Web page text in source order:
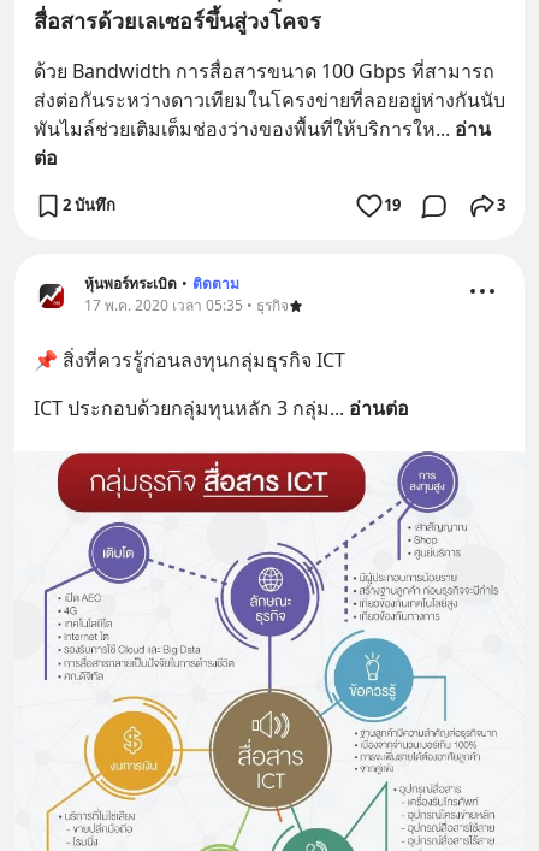
สื่อสารด้วยเลเซอร์ขึ้นสู่วงโคจร
ด้วย Bandwidth การสื่อสารขนาด 100 Gbps ที่สามารถ
ส่งต่อกันระหว่างดาวเทียมในโครงข่ายที่ลอยอยู่ห่างกันนับ
พันไมล์ช่วยเติมเต็มช่องว่างของพื้นที่ให้บริการให... อ่าน
ต่อ
2 บันทึก 19 3
หุ้นพอร์ทระเบิด • ติดตาม
17 พ.ค. 2020 เวลา 05:35 • ธุรกิจ
📌 สิ่งที่ควรรู้ก่อนลงทุนกลุ่มธุรกิจ ICT
ICT ประกอบด้วยกลุ่มทุนหลัก 3 กลุ่ม... อ่านต่อ